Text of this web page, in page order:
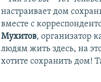
настраивает дом
вместе с
Мухитов, организатор
людям жить здесь, на
хотите сохранить дом!